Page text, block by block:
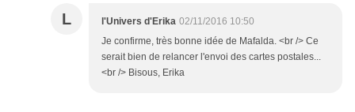
L l'Univers d'Erika 02/11/2016 10:50
Je confirme, très bonne idée de Mafalda. <br /> Ce
serait bien de relancer l'envoi des cartes postales...
<br /> Bisous, Erika